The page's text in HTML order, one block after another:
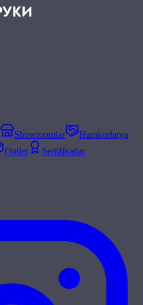
Showroomlar
Hamkorlarga
Outlet
Sertifikatlar